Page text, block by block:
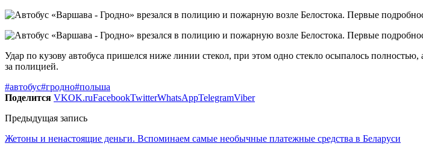
Удар по кузову автобуса пришелся ниже линии стекол, при этом одно стекло осыпалось
за полицией.
#автобус#гродно#польша
Поделится VKOK.ruFacebookTwitterWhatsAppTelegramViber
Предыдущая запись
Жетоны и ненастоящие деньги. Вспоминаем самые необычные платежные средства в Беларуси